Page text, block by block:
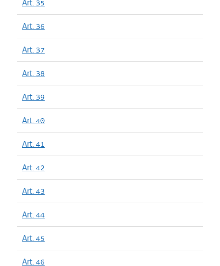
Art. 35
Art. 36
Art. 37
Art. 38
Art. 39
Art. 40
Art. 41
Art. 42
Art. 43
Art. 44
Art. 45
Art. 46